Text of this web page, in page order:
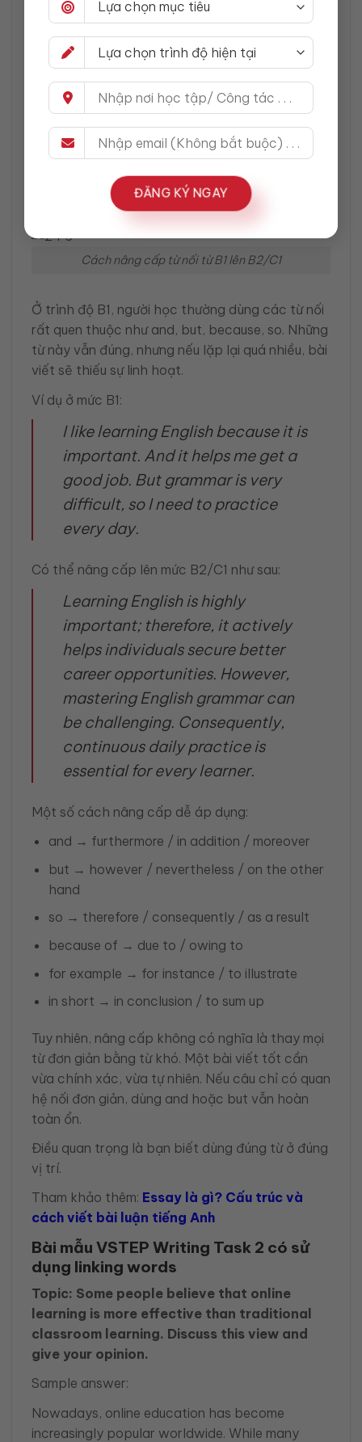
ĐĂNG KÝ NGAY
In conclusion, while technology
has some drawbacks, its benefits
to education are undeniable.
Khi viết kết luận, bạn không nên đưa thêm một ý
hoàn toàn mới. Hãy dùng in conclusion hoặc to
sum up để nhắc lại quan điểm chính và chốt bài
Cách nâng cấp từ nối từ B1 lên B2/C1
Cách nâng cấp từ nối từ B1 lên B2/C1
Ở trình độ B1, người học thường dùng các từ nối
rất quen thuộc như and, but, because, so. Những
từ này vẫn đúng, nhưng nếu lặp lại quá nhiều, bài
viết sẽ thiếu sự linh hoạt.
Ví dụ ở mức B1:
I like learning English because it is
important. And it helps me get a
good job. But grammar is very
difficult, so I need to practice
every day.
Có thể nâng cấp lên mức B2/C1 như sau:
Learning English is highly
important; therefore, it actively
helps individuals secure better
career opportunities. However,
mastering English grammar can
be challenging. Consequently,
continuous daily practice is
essential for every learner.
Một số cách nâng cấp dễ áp dụng:
and → furthermore / in addition / moreover
but → however / nevertheless / on the other
hand
so → therefore / consequently / as a result
because of → due to / owing to
for example → for instance / to illustrate
in short → in conclusion / to sum up
Tuy nhiên, nâng cấp không có nghĩa là thay mọi
từ đơn giản bằng từ khó. Một bài viết tốt cần
vừa chính xác, vừa tự nhiên. Nếu câu chỉ có quan
hệ nối đơn giản, dùng and hoặc but vẫn hoàn
toàn ổn.
Điều quan trọng là bạn biết dùng đúng từ ở đúng
vị trí.
Tham khảo thêm: Essay là gì? Cấu trúc và
cách viết bài luận tiếng Anh
Bài mẫu VSTEP Writing Task 2 có sử
dụng linking words
Topic: Some people believe that online
learning is more effective than traditional
classroom learning. Discuss this view and
give your opinion.
Sample answer:
Nowadays, online education has become
increasingly popular worldwide. While many